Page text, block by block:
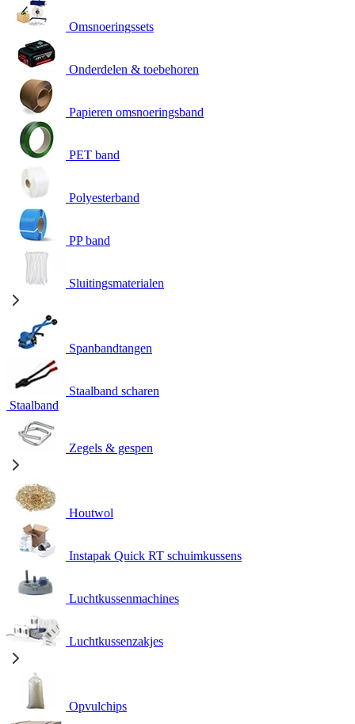
Omsnoeringssets
Onderdelen & toebehoren
Papieren omsnoeringsband
PET band
Polyesterband
PP band
Sluitingsmaterialen
Spanbandtangen
Staalband scharen
Staalband
Zegels & gespen
Houtwol
Instapak Quick RT schuimkussens
Luchtkussenmachines
Luchtkussenzakjes
Opvulchips